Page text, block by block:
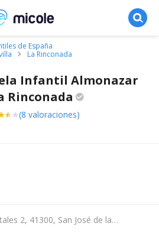
buscador de colegios
de España
La Rinconada
Infantil Almonazar
Rinconada
(8 valoraciones)
2, 41300, San José de la